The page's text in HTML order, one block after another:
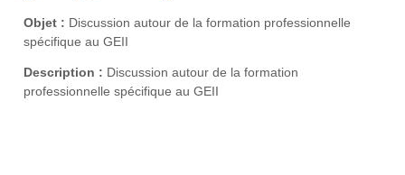
Objet : Discussion autour de la formation professionnelle
spécifique au GEII
Description : Discussion autour de la formation
professionnelle spécifique au GEII